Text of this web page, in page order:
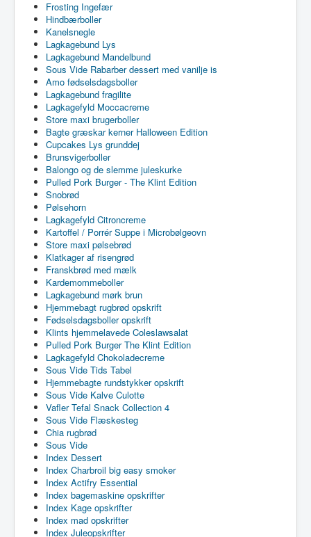
Frosting Ingefær
Hindbærboller
Kanelsnegle
Lagkagebund Lys
Lagkagebund Mandelbund
Sous Vide Rabarber dessert med vanilje is
Amo fødselsdagsboller
Lagkagebund fragilite
Lagkagefyld Moccacreme
Store maxi brugerboller
Bagte græskar kerner Halloween Edition
Cupcakes Lys grunddej
Brunsvigerboller
Balongo og de slemme juleskurke
Pulled Pork Burger - The Klint Edition
Snobrød
Pølsehorn
Lagkagefyld Citroncreme
Kartoffel / Porrér Suppe i Microbølgeovn
Store maxi pølsebrød
Klatkager af risengrød
Franskbrød med mælk
Kardemommeboller
Lagkagebund mørk brun
Hjemmebagt rugbrød opskrift
Fødselsdagsboller opskrift
Klints hjemmelavede Coleslawsalat
Pulled Pork Burger The Klint Edition
Lagkagefyld Chokoladecreme
Sous Vide Tids Tabel
Hjemmebagte rundstykker opskrift
Sous Vide Kalve Culotte
Vafler Tefal Snack Collection 4
Sous Vide Flæskesteg
Chia rugbrød
Sous Vide
Index Dessert
Index Charbroil big easy smoker
Index Actifry Essential
Index bagemaskine opskrifter
Index Kage opskrifter
Index mad opskrifter
Index Juleopskrifter